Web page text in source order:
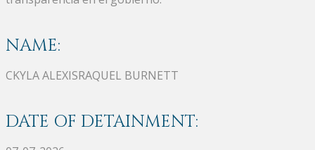
NAME:
CKYLA ALEXISRAQUEL BURNETT
DATE OF DETAINMENT: